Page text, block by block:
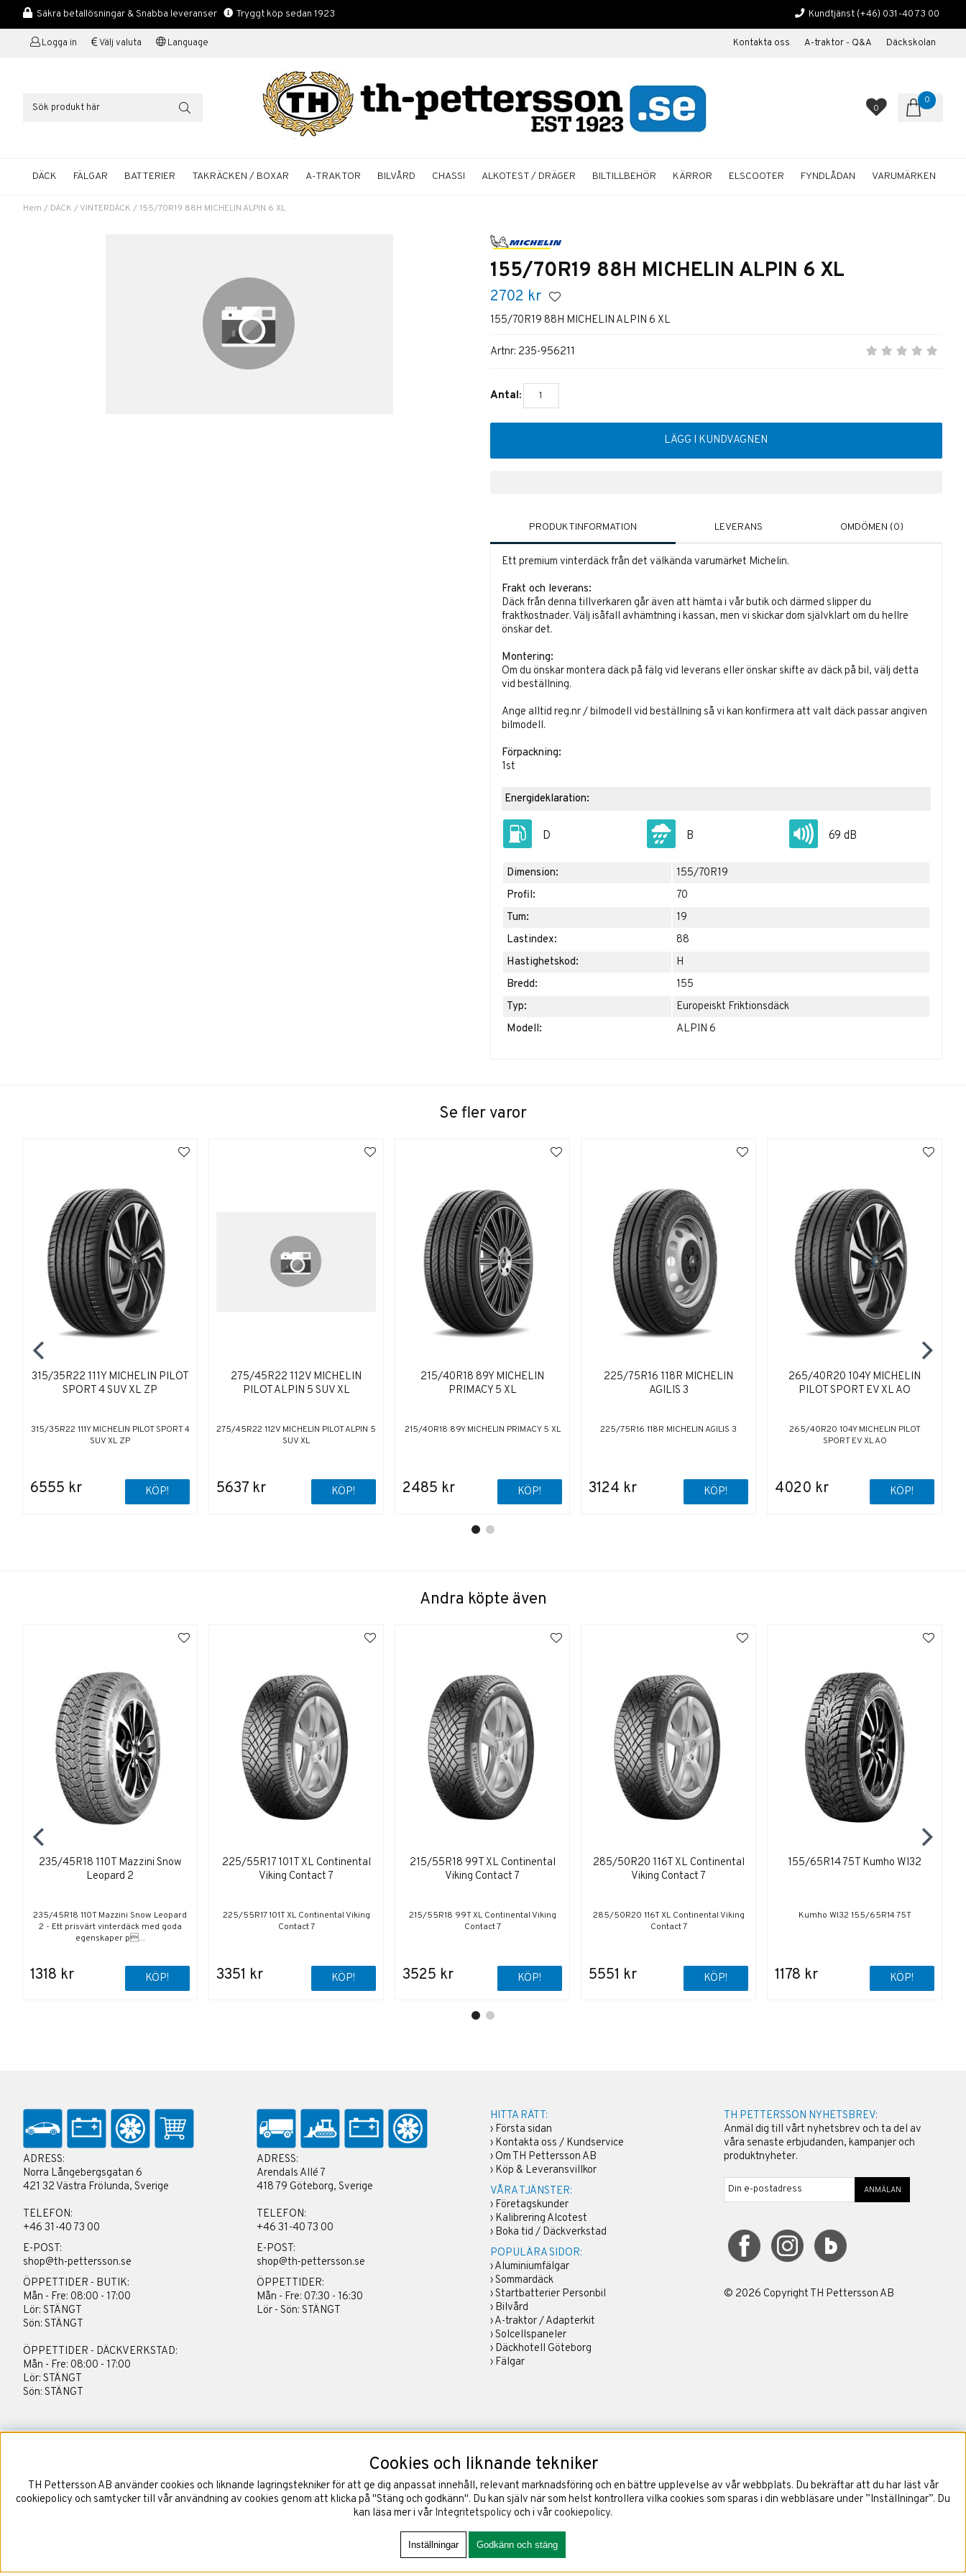
Säkra betallösningar & Snabba leveranser Tryggt köp sedan 1923 Kundtjänst (+46) 031-40 73 00
Logga in Välj valuta Language Kontakta oss A-traktor - Q&A Däckskolan
0
0
DÄCK FÄLGAR BATTERIER TAKRÄCKEN / BOXAR A-TRAKTOR BILVÅRD CHASSI ALKOTEST / DRÄGER BILTILLBEHÖR KÄRROR ELSCOOTER FYNDLÅDAN VARUMÄRKEN
Hem / DÄCK /VINTERDÄCK /155/70R19 88H MICHELIN ALPIN 6 XL
155/70R19 88H MICHELIN ALPIN 6 XL
2702 kr
155/70R19 88H MICHELIN ALPIN 6 XL
Artnr: 235-956211
Antal:
LÄGG I KUNDVAGNEN
PRODUKTINFORMATION
Ett premium vinterdäck från det välkända varumärket Michelin.
Frakt och leverans:
Däck från denna tillverkaren går även att hämta i vår butik och därmed slipper du
fraktkostnader. Välj isåfall avhämtning i kassan, men vi skickar dom självklart om du hellre
önskar det.
Montering:
Om du önskar montera däck på fälg vid leverans eller önskar skifte av däck på bil, välj detta
vid beställning.
Ange alltid reg.nr / bilmodell vid beställning så vi kan konfirmera att valt däck passar angiven
bilmodell.
Förpackning:
1st
Energideklaration:
D B 69 dB
Dimension:
155/70R19
Profil:
70
Tum:
19
Lastindex:
88
Hastighetskod:
H
Bredd:
155
Typ:
Europeiskt Friktionsdäck
Modell:
ALPIN 6
LEVERANS OMDÖMEN (0)
Se fler varor
315/35R22 111Y MICHELIN PILOT
SPORT 4 SUV XL ZP
315/35R22 111Y MICHELIN PILOT SPORT 4
SUV XL ZP
6555 kr KÖP!
275/45R22 112V MICHELIN
PILOT ALPIN 5 SUV XL
275/45R22 112V MICHELIN PILOT ALPIN 5
SUV XL
5637 kr KÖP!
215/40R18 89Y MICHELIN
PRIMACY 5 XL
215/40R18 89Y MICHELIN PRIMACY 5 XL
2485 kr KÖP!
225/75R16 118R MICHELIN
AGILIS 3
225/75R16 118R MICHELIN AGILIS 3
3124 kr KÖP!
265/40R20 104Y MICHELIN
PILOT SPORT EV XL AO
265/40R20 104Y MICHELIN PILOT
SPORT EV XL AO
4020 kr KÖP!
Andra köpte även
235/45R18 110T Mazzini Snow
Leopard 2
235/45R18 110T Mazzini Snow Leopard
2 - Ett prisvärt vinterdäck med goda
egenskaper p...
1318 kr KÖP!
225/55R17 101T XL Continental
Viking Contact 7
225/55R17 101T XL Continental Viking
Contact 7
3351 kr KÖP!
215/55R18 99T XL Continental
Viking Contact 7
215/55R18 99T XL Continental Viking
Contact 7
3525 kr KÖP!
285/50R20 116T XL Continental
Viking Contact 7
285/50R20 116T XL Continental Viking
Contact 7
5551 kr KÖP!
155/65R14 75T Kumho WI32
Kumho WI32 155/65R14 75T
1178 kr KÖP!
ADRESS:
Norra Långebergsgatan 6
421 32 Västra Frölunda, Sverige
TELEFON:
+46 31-40 73 00
E-POST:
shop@th-pettersson.se
ÖPPETTIDER - BUTIK:
Mån - Fre: 08:00 - 17:00
Lör: STÄNGT
Sön: STÄNGT
ÖPPETTIDER - DÄCKVERKSTAD:
Mån - Fre: 08:00 - 17:00
Lör: STÄNGT
Sön: STÄNGT
ADRESS:
Arendals Allé 7
418 79 Göteborg, Sverige
TELEFON:
+46 31-40 73 00
E-POST:
shop@th-pettersson.se
ÖPPETTIDER:
Mån - Fre: 07:30 - 16:30
Lör - Sön: STÄNGT
HITTA RÄTT:
› Första sidan
› Kontakta oss / Kundservice
› Om TH Pettersson AB
› Köp & Leveransvillkor
VÅRA TJÄNSTER:
› Företagskunder
› Kalibrering Alcotest
› Boka tid / Däckverkstad
POPULÄRA SIDOR:
›Aluminiumfälgar
›Sommardäck
›Startbatterier Personbil
› Bilvård
›A-traktor / Adapterkit
›Solcellspaneler
› Däckhotell Göteborg
› Fälgar
TH PETTERSSON NYHETSBREV:
Anmäl dig till vårt nyhetsbrev och ta del av
våra senaste erbjudanden, kampanjer och
produktnyheter.
ANMÄLAN
© 2026 Copyright TH Pettersson AB
Cookies och liknande tekniker
TH Pettersson AB använder cookies och liknande lagringstekniker för att ge dig anpassat innehåll, relevant marknadsföring och en bättre upplevelse av vår webbplats. Du bekräftar att du har läst vår
cookiepolicy och samtycker till vår användning av cookies genom att klicka på "Stäng och godkänn". Du kan själv när som helst kontrollera vilka cookies som sparas i din webbläsare under ”Inställningar”. Du
kan läsa mer i vår Integritetspolicy och i vår cookiepolicy.
Inställningar Godkänn och stäng